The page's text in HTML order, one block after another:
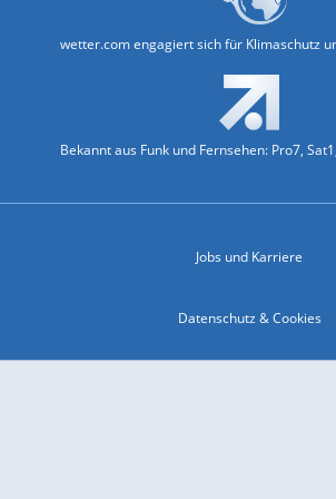
wetter.com engagiert sich für Klimaschutz
Bekannt aus Funk und Fernsehen: Pro7,
Jobs und Karriere
Datenschutz & Cookies